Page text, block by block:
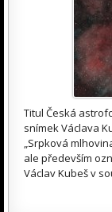
Titul Česká
snímek Václava
„Srpková
ale především
Václav Kubeš v